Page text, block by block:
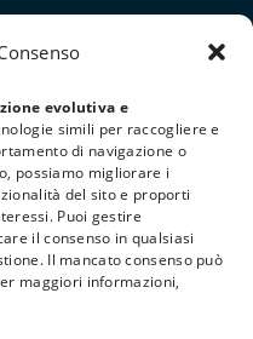
evolutiva e
simili per raccogliere e
di navigazione o
possiamo migliorare i
del sito e proporti
Puoi gestire
il consenso in qualsiasi
Il mancato consenso può
maggiori informazioni,
Termini e Condizioni
riservati. Powered byAthena